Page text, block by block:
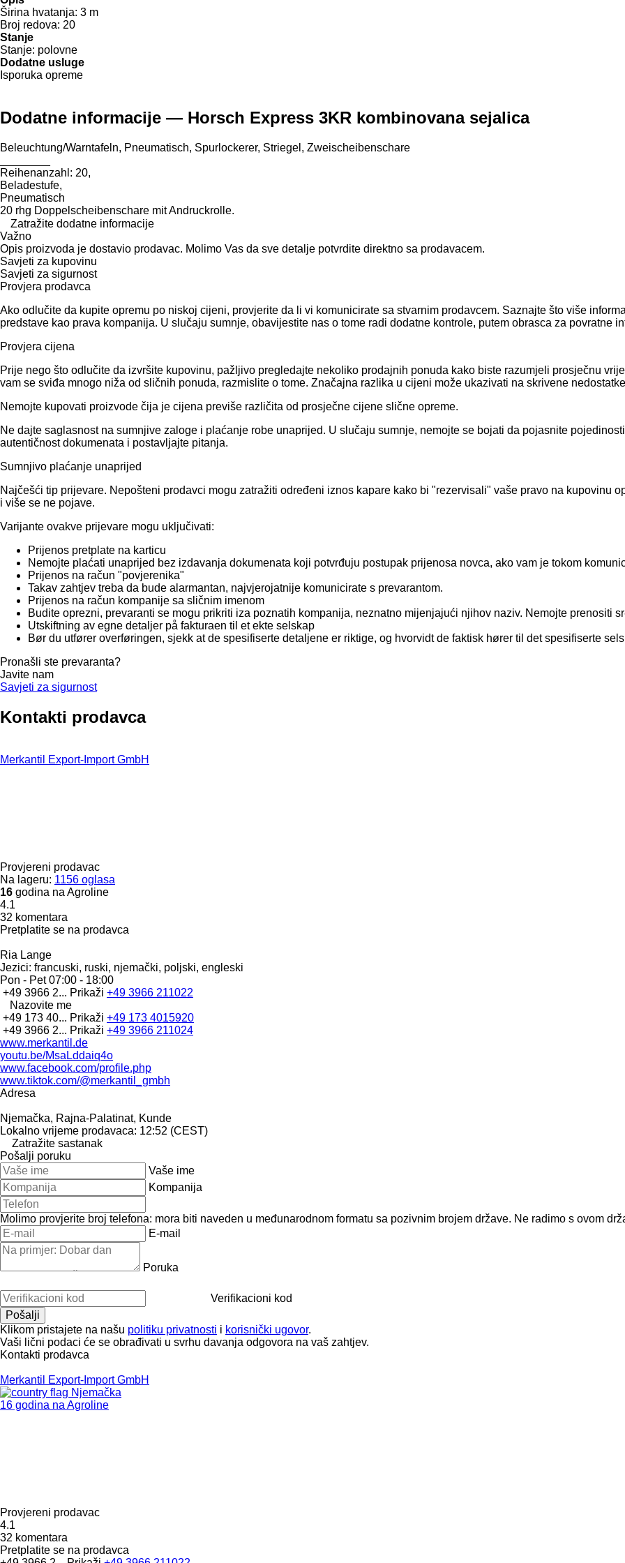
Širina hvatanja: 3 m
Broj redova: 20
Stanje
Stanje: polovne
Dodatne usluge
Isporuka opreme
Dodatne informacije — Horsch Express 3KR kombinovana sejalica
Beleuchtung/Warntafeln, Pneumatisch, Spurlockerer, Striegel, Zweischeibenschare
Reihenanzahl: 20,
Beladestufe,
Pneumatisch
20 rhg Doppelscheibenschare mit Andruckrolle.
Zatražite dodatne informacije
Važno
Opis proizvoda je dostavio prodavac. Molimo Vas da sve detalje potvrdite direktno sa prodavacem.
Savjeti za kupovinu
Savjeti za sigurnost
Provjera prodavca
Ako odlučite da kupite opremu po niskoj cijeni, provjerite da li vi komunicirate sa stvarnim prodavcem. Saznajte što više
predstave kao prava kompanija. U slučaju sumnje, obavijestite nas o tome radi dodatne kontrole, putem obrasca za povratne
Provjera cijena
Prije nego što odlučite da izvršite kupovinu, pažljivo pregledajte nekoliko prodajnih ponuda kako biste razumjeli prosječnu
vam se sviđa mnogo niža od sličnih ponuda, razmislite o tome. Značajna razlika u cijeni može ukazivati ​​na skrivene
Nemojte kupovati proizvode čija je cijena previše različita od prosječne cijene slične opreme.
Ne dajte saglasnost na sumnjive zaloge i plaćanje robe unaprijed. U slučaju sumnje, nemojte se bojati da pojasnite
autentičnost dokumenata i postavljajte pitanja.
Sumnjivo plaćanje unaprijed
Najčešći tip prijevare. Nepošteni prodavci mogu zatražiti određeni iznos kapare kako bi "rezervisali" vaše pravo na kupovinu
i više se ne pojave.
Varijante ovakve prijevare mogu uključivati:
Prijenos pretplate na karticu
Nemojte plaćati unaprijed bez izdavanja dokumenata koji potvrđuju postupak prijenosa novca, ako vam je tokom
Prijenos na račun "povjerenika"
Takav zahtjev treba da bude alarmantan, najvjerojatnije komunicirate s prevarantom.
Prijenos na račun kompanije sa sličnim imenom
Budite oprezni, prevaranti se mogu prikriti iza poznatih kompanija, neznatno mijenjajući njihov naziv. Nemojte prenositi
Utskiftning av egne detaljer på fakturaen til et ekte selskap
Bør du utfører overføringen, sjekk at de spesifiserte detaljene er riktige, og hvorvidt de faktisk hører til det spesifiserte
Pronašli ste prevaranta?
Javite nam
Savjeti za sigurnost
Kontakti prodavca
Merkantil Export-Import GmbH
Provjereni prodavac
Na lageru: 1156 oglasa
16 godina na Agroline
4.1
32 komentara
Pretplatite se na prodavca
Ria Lange
Jezici: francuski, ruski, njemački, poljski, engleski
Pon - Pet07:00 - 18:00
+49 3966 2... Prikaži +49 3966 211022
Nazovite me
+49 173 40... Prikaži +49 173 4015920
+49 3966 2... Prikaži +49 3966 211024
www.merkantil.de
youtu.be/MsaLddaiq4o
www.facebook.com/profile.php
www.tiktok.com/@merkantil_gmbh
Adresa
Njemačka, Rajna-Palatinat, Kunde
Lokalno vrijeme prodavaca: 12:52 (CEST)
Zatražite sastanak
Pošalji poruku
Vaše ime
Kompanija
Molimo provjerite broj telefona: mora biti naveden u međunarodnom formatu sa pozivnim brojem države. Ne radimo s ovom
E-mail
Poruka
Verifikacioni kod
Klikom pristajete na našu politiku privatnosti i korisnički ugovor.
Vaši lični podaci će se obrađivati ​​u svrhu davanja odgovora na vaš zahtjev.
Kontakti prodavca
Merkantil Export-Import GmbH
Njemačka
16 godina na Agroline
Provjereni prodavac
4.1
32 komentara
Pretplatite se na prodavca